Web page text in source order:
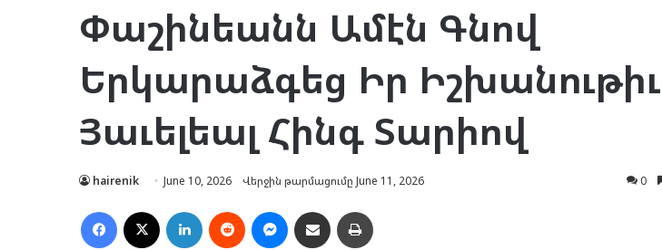
Փաշինեանն Ամէն Գնով
Երկարաձգեց Իր
Յաւելեալ Հինգ Տարիով
hairenik June 10, 2026 Վերջին թարմացումը June 11, 2026 0
Facebook LinkedIn Reddit MessengerՈւղարկել նամակ